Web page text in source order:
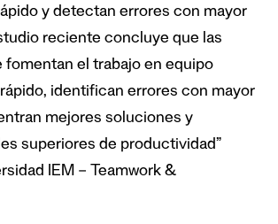
y detectan errores con mayor
reciente concluye que las
fomentan el trabajo en equipo
identifican errores con mayor
mejores soluciones y
superiores de productividad”
IEM – Teamwork &